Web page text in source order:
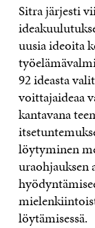
Sitra järjesti
uusia ideoita
92 ideasta
voittajaideaa
kantavana
löytyminen
uraohjauksen
löytämisessä.